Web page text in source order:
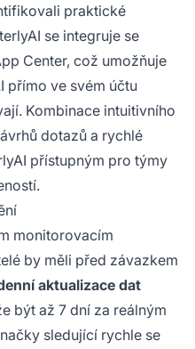
praktické
se integruje se
Center, což umožňuje
přímo ve svém účtu
Kombinace intuitivního
dotazů a rychlé
přístupným pro týmy
monitorovacím
by měli před závazkem
aktualizace dat
být až 7 dní za reálným
sledující rychle se